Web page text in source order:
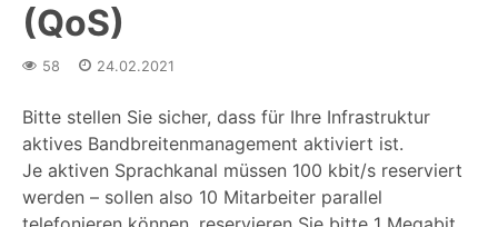
(QoS)
58 24.02.2021
Bitte stellen Sie sicher, dass für Ihre Infrastruktur
aktives Bandbreitenmanagement aktiviert ist.
Je aktiven Sprachkanal müssen 100 kbit/s reserviert
werden – sollen also 10 Mitarbeiter parallel